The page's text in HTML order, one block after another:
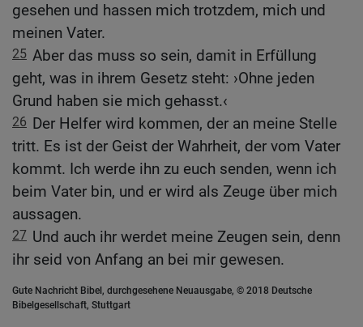
gesehen und hassen mich trotzdem, mich und
meinen Vater.
25 Aber das muss so sein, damit in Erfüllung
geht, was in ihrem Gesetz steht: ›Ohne jeden
Grund haben sie mich gehasst.‹
26 Der Helfer wird kommen, der an meine Stelle
tritt. Es ist der Geist der Wahrheit, der vom Vater
kommt. Ich werde ihn zu euch senden, wenn ich
beim Vater bin, und er wird als Zeuge über mich
aussagen.
27 Und auch ihr werdet meine Zeugen sein, denn
ihr seid von Anfang an bei mir gewesen.
Gute Nachricht Bibel, durchgesehene Neuausgabe, © 2018 Deutsche
Bibelgesellschaft, Stuttgart